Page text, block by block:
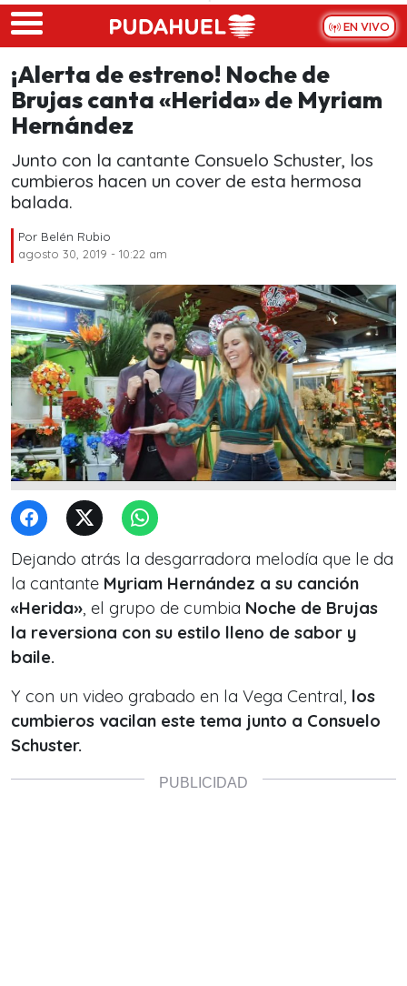
Skip to main content
EN VIVO
¡Alerta de estreno! Noche de
Brujas canta «Herida» de Myriam
Hernández
Junto con la cantante Consuelo Schuster, los
cumbieros hacen un cover de esta hermosa
balada.
Por Belén Rubio
agosto 30, 2019 - 10:22 am
Dejando atrás la desgarradora melodía que le da
la cantante Myriam Hernández a su canción
«Herida», el grupo de cumbia Noche de Brujas
la reversiona con su estilo lleno de sabor y
baile.
Y con un video grabado en la Vega Central, los
cumbieros vacilan este tema junto a Consuelo
Schuster.